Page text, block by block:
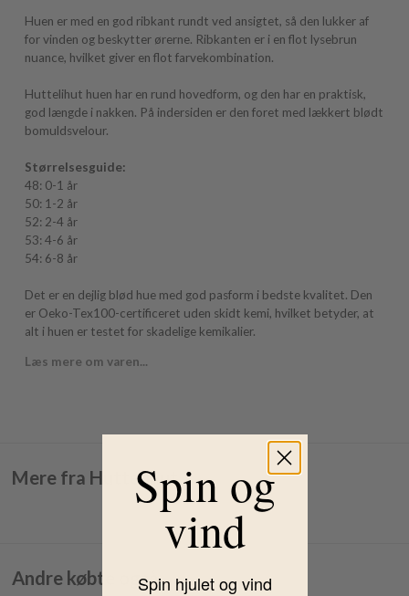
Huen er med en god ribkant rundt ved ansigtet, så den lukker af
for vinden og beskytter ørerne. Ribkanten er i en flot lysebrun
nuance, hvilket giver en flot farvekombination.
Huttelihut huen har en rund hovedform, og den har en praktisk,
god længde i nakken. På indersiden er den foret med lækkert blødt
bomuldsvelour.
Størrelsesguide:
48: 0-1 år
50: 1-2 år
52: 2-4 år
53: 4-6 år
54: 6-8 år
Det er en dejlig blød hue med god pasform i bedste kvalitet. Den
er Oeko-Tex100-certificeret uden skidt kemi, hvilket betyder, at
alt i huen er testet for skadelige kemikalier.
Læs mere om varen...
Mere fra Huttelihut
Andre købte også
Spin og
vind
Spin hjulet og vind